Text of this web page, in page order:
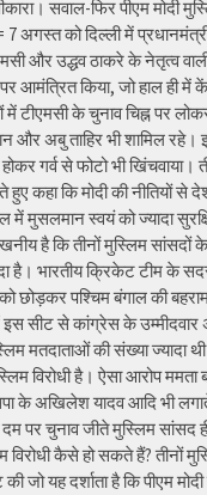
सवाल-फिर पीएम मोदी
अगस्त को दिल्ली में
और उद्धव ठाकरे के नेतृत्व
आमंत्रित किया, जो हाल ही में
टीएमसी के चुनाव चिह्न पर
और अबु ताहिर भी शामिल रहे।
गर्व से फोटो भी खिंचवाया।
कहा कि मोदी की नीतियों से
में मुसलमान स्वयं को ज्यादा
है कि तीनों मुस्लिम सांसदों
है। भारतीय क्रिकेट टीम के
छोड़कर पश्चिम बंगाल की
इस सीट से कांग्रेस के
मतदाताओं की संख्या ज्यादा
विरोधी है। ऐसा आरोप
के अखिलेश यादव आदि भी
पर चुनाव जीते मुस्लिम सांसद
विरोधी कैसे हो सकते हैं? तीनों
जो यह दर्शाता है कि पीएम